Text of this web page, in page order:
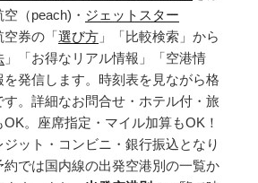
（peach)・ ジェットスター
空券の「選び方 」「比較検索」から
」「お得なリアル情報」「空港情
発信します。時刻表を見ながら格
。詳細なお問合せ・ホテル付・旅
。座席指定・マイル加算もOK！
ット・コンビニ・銀行振込となり
約では国内線の出発空港別の一覧か